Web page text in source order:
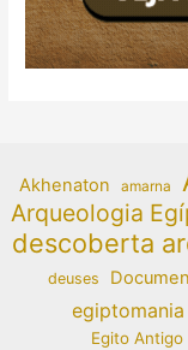
Akhenaton amarna
Arqueologia
descoberta
deuses
egiptomania
Egito